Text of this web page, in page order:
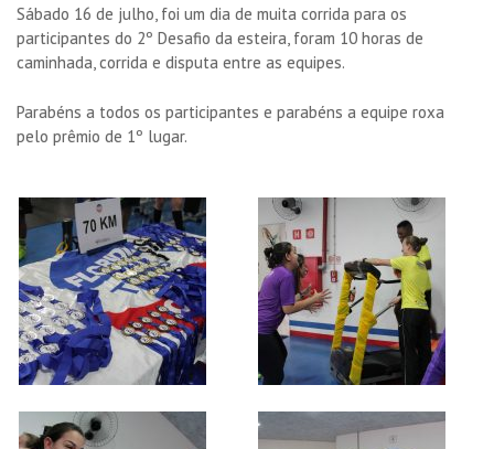
Sábado 16 de julho, foi um dia de muita corrida para os
participantes do 2º Desafio da esteira, foram 10 horas de
caminhada, corrida e disputa entre as equipes.
Parabéns a todos os participantes e parabéns a equipe roxa
pelo prêmio de 1º lugar.